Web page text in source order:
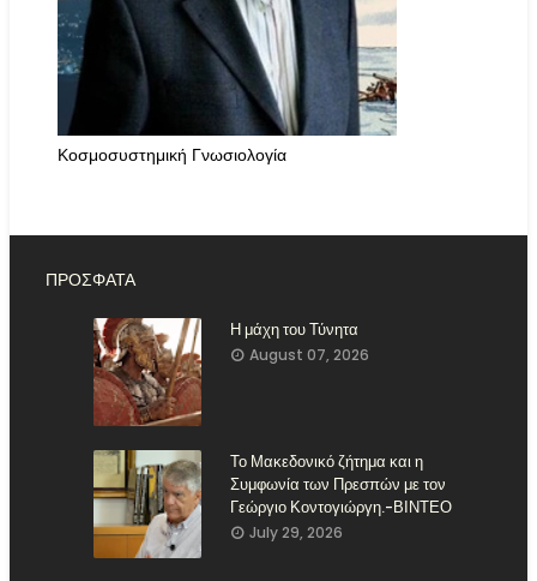
Κοσμοσυστημική Γνωσιολογία
ΠΡΟΣΦΑΤΑ
Η μάχη του Τύνητα
August 07, 2026
Το Μακεδονικό ζήτημα και η
Συμφωνία των Πρεσπών με τον
Γεώργιο Κοντογιώργη.-ΒΙΝΤΕΟ
July 29, 2026